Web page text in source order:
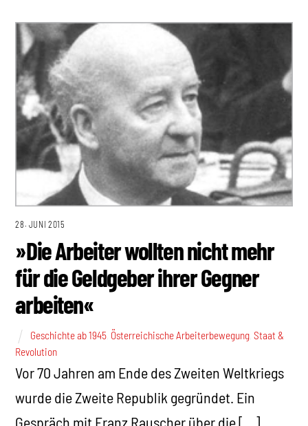
28. JUNI 2015
»Die Arbeiter wollten nicht mehr
für die Geldgeber ihrer Gegner
arbeiten«
Geschichte ab 1945 Österreichische Arbeiterbewegung ,Staat &
Revolution
Vor 70 Jahren am Ende des Zweiten Weltkriegs
wurde die Zweite Republik gegründet. Ein
Gespräch mit Franz Rauscher über die […]